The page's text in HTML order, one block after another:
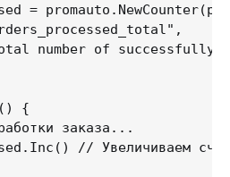
=
number of successfully
{
заказа...
// Увеличиваем